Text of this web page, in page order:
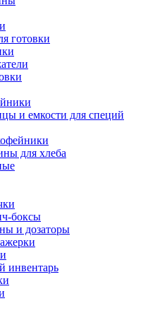
готовки
и емкости для специй
для хлеба
боксы
и дозаторы
инвентарь